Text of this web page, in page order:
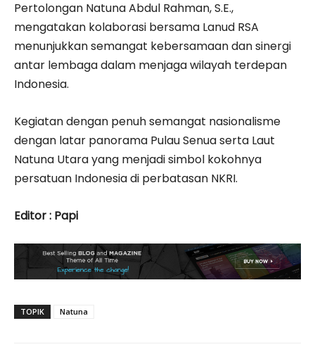
Pertolongan Natuna Abdul Rahman, S.E.,
mengatakan kolaborasi bersama Lanud RSA
menunjukkan semangat kebersamaan dan sinergi
antar lembaga dalam menjaga wilayah terdepan
Indonesia.
Kegiatan dengan penuh semangat nasionalisme
dengan latar panorama Pulau Senua serta Laut
Natuna Utara yang menjadi simbol kokohnya
persatuan Indonesia di perbatasan NKRI.
Editor : Papi
TOPIK Natuna